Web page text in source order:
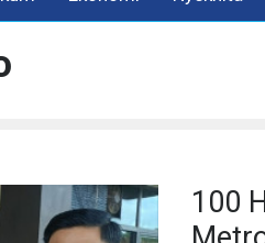
100